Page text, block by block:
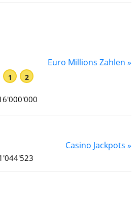
Euro Millions Zahlen »
1 2
Casino Jackpots »